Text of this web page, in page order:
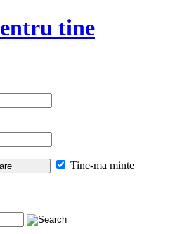
tine
Tine-ma minte